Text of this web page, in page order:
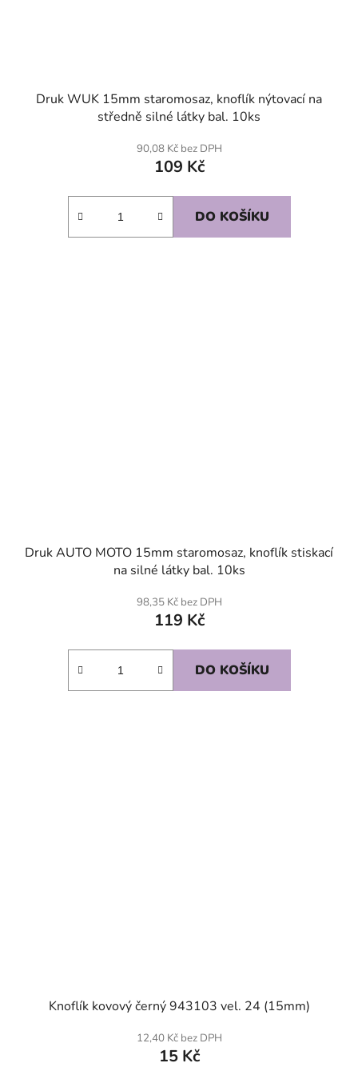
Druk WUK 15mm staromosaz, knoflík nýtovací na
středně silné látky bal. 10ks
90,08 Kč bez DPH
109 Kč
DO KOŠÍKU
Druk AUTO MOTO 15mm staromosaz, knoflík stiskací
na silné látky bal. 10ks
98,35 Kč bez DPH
119 Kč
DO KOŠÍKU
Knoflík kovový černý 943103 vel. 24 (15mm)
12,40 Kč bez DPH
15 Kč